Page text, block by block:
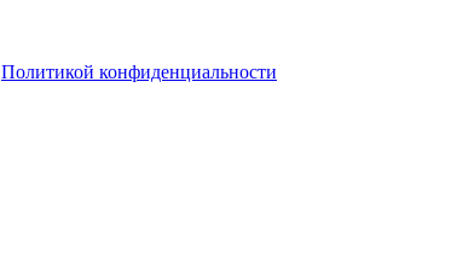
Политикой конфиденциальности